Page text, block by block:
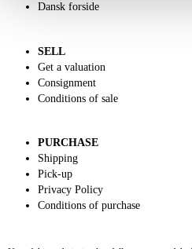
Dansk forside
SELL
Get a valuation
Consignment
Conditions of sale
PURCHASE
Shipping
Pick-up
Privacy Policy
Conditions of purchase